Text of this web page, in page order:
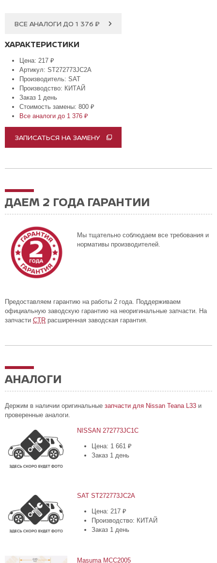
ВСЕ АНАЛОГИ ДО 1 376 ₽
ХАРАКТЕРИСТИКИ
Цена: 217 ₽
Артикул: ST272773JC2A
Производитель: SAT
Производство: КИТАЙ
Заказ 1 день
Стоимость замены: 800 ₽
Все аналоги до 1 376 ₽
ЗАПИСАТЬСЯ НА ЗАМЕНУ
ДАЕМ 2 ГОДА ГАРАНТИИ
Мы тщательно соблюдаем все требования и
нормативы производителей.
Предоставляем гарантию на работы 2 года. Поддерживаем
официальную заводскую гарантию на неоригинальные запчасти. На
запчасти CTR расширенная заводская гарантия.
АНАЛОГИ
Держим в наличии оригинальные запчасти для Nissan Teana L33 и
проверенные аналоги.
NISSAN 272773JC1C
Цена: 1 661 ₽
Заказ 1 день
SAT ST272773JC2A
Цена: 217 ₽
Производство: КИТАЙ
Заказ 1 день
MasumaMCC2005